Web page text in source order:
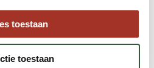
toestaan
toestaan